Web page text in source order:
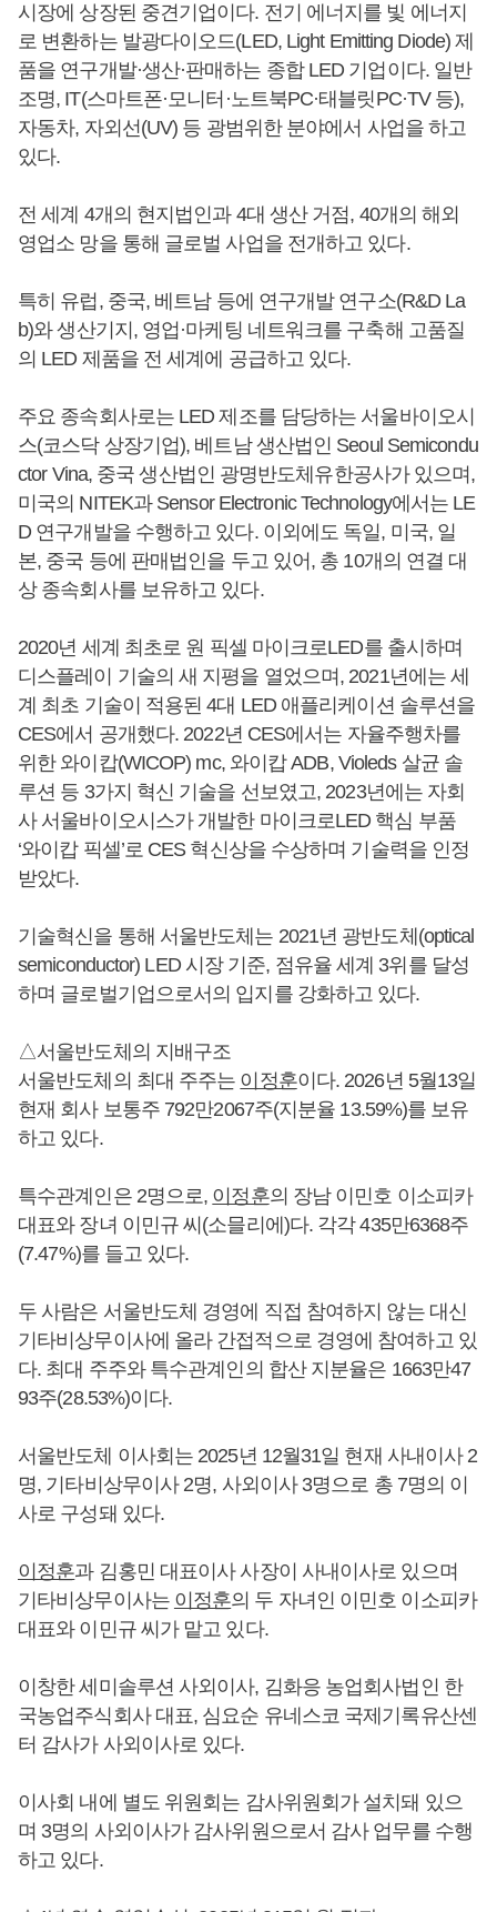
시장에 상장된 중견기업이다. 전기 에너지를 빛 에너지
로 변환하는 발광다이오드(LED, Light Emitting Diode) 제
품을 연구개발·생산·판매하는 종합 LED 기업이다. 일반
조명, IT(스마트폰·모니터·노트북PC·태블릿PC·TV 등),
자동차, 자외선(UV) 등 광범위한 분야에서 사업을 하고
있다.
전 세계 4개의 현지법인과 4대 생산 거점, 40개의 해외
영업소 망을 통해 글로벌 사업을 전개하고 있다.
특히 유럽, 중국, 베트남 등에 연구개발 연구소(R&D La
b)와 생산기지, 영업·마케팅 네트워크를 구축해 고품질
의 LED 제품을 전 세계에 공급하고 있다.
주요 종속회사로는 LED 제조를 담당하는 서울바이오시
스(코스닥 상장기업), 베트남 생산법인 Seoul Semicondu
ctor Vina, 중국 생산법인 광명반도체유한공사가 있으며,
미국의 NITEK과 Sensor Electronic Technology에서는 LE
D 연구개발을 수행하고 있다. 이외에도 독일, 미국, 일
본, 중국 등에 판매법인을 두고 있어, 총 10개의 연결 대
상 종속회사를 보유하고 있다.
2020년 세계 최초로 원 픽셀 마이크로LED를 출시하며
디스플레이 기술의 새 지평을 열었으며, 2021년에는 세
계 최초 기술이 적용된 4대 LED 애플리케이션 솔루션을
CES에서 공개했다. 2022년 CES에서는 자율주행차를
위한 와이캅(WICOP) mc, 와이캅 ADB, Violeds 살균 솔
루션 등 3가지 혁신 기술을 선보였고, 2023년에는 자회
사 서울바이오시스가 개발한 마이크로LED 핵심 부품
‘와이캅 픽셀’로 CES 혁신상을 수상하며 기술력을 인정
받았다.
기술혁신을 통해 서울반도체는 2021년 광반도체(optical
semiconductor) LED 시장 기준, 점유율 세계 3위를 달성
하며 글로벌기업으로서의 입지를 강화하고 있다.
△서울반도체의 지배구조
서울반도체의 최대 주주는 이정훈이다. 2026년 5월13일
현재 회사 보통주 792만2067주(지분율 13.59%)를 보유
하고 있다.
특수관계인은 2명으로, 이정훈의 장남 이민호 이소피카
대표와 장녀 이민규 씨(소믈리에)다. 각각 435만6368주
(7.47%)를 들고 있다.
두 사람은 서울반도체 경영에 직접 참여하지 않는 대신
기타비상무이사에 올라 간접적으로 경영에 참여하고 있
다. 최대 주주와 특수관계인의 합산 지분율은 1663만47
93주(28.53%)이다.
서울반도체 이사회는 2025년 12월31일 현재 사내이사 2
명, 기타비상무이사 2명, 사외이사 3명으로 총 7명의 이
사로 구성돼 있다.
이정훈과 김홍민 대표이사 사장이 사내이사로 있으며
기타비상무이사는 이정훈의 두 자녀인 이민호 이소피카
대표와 이민규 씨가 맡고 있다.
이창한 세미솔루션 사외이사, 김화응 농업회사법인 한
국농업주식회사 대표, 심요순 유네스코 국제기록유산센
터 감사가 사외이사로 있다.
이사회 내에 별도 위원회는 감사위원회가 설치돼 있으
며 3명의 사외이사가 감사위원으로서 감사 업무를 수행
하고 있다.